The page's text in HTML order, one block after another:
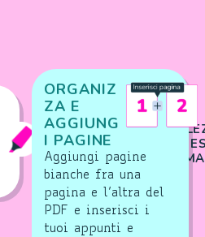
EVIDENZIA
ED
ORGANIZ
ZA E
AGGIUNG
I PAGINE
Aggiungi pagine
bianche fra una
pagina e l’altra del
PDF e inserisci i
tuoi appunti e